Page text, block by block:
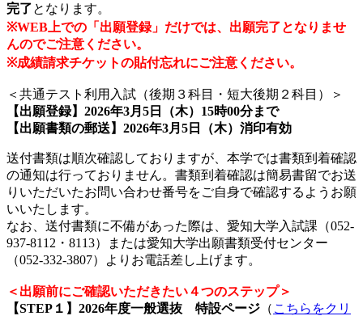
完了となります。
※WEB上での「出願登録」だけでは、出願完了となりませ
んのでご注意ください。
※成績請求チケットの貼付忘れにご注意ください。
＜共通テスト利用入試（後期３科目・短大後期２科目）＞
【出願登録】 2026年3月5日（木）15時00分まで
【出願書類の郵送】 2026年3月5日（木）消印有効
送付書類は順次確認しておりますが、本学では書類到着確認
の通知は行っておりません。 書類到着確認は簡易書留でお送
りいただいたお問い合わせ番号をご自身で確認するようお願
いいたします。
なお、送付書類に不備があった際は、愛知大学入試課（052-
937-8112・8113）または愛知大学出願書類受付センター
（052-332-3807）よりお電話差し上げます。
＜出願前にご確認いただきたい４つのステップ＞
【STEP１】2026年度一般選抜 特設ページ （ こちらをクリ